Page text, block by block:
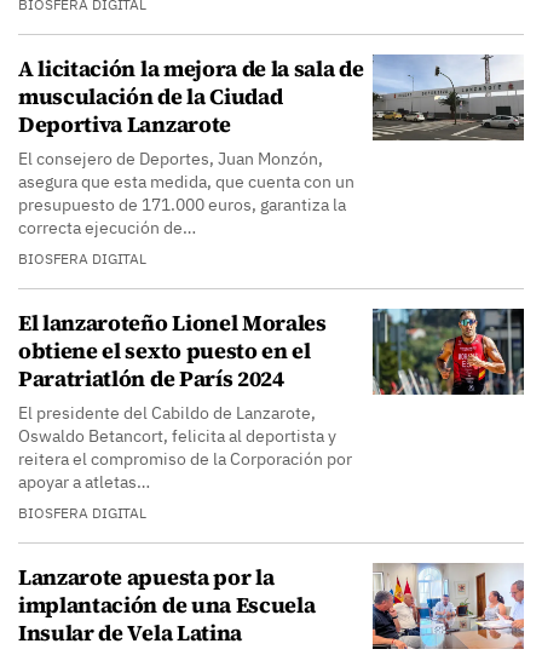
BIOSFERA DIGITAL
A licitación la mejora de la sala de
musculación de la Ciudad
Deportiva Lanzarote
El consejero de Deportes, Juan Monzón,
asegura que esta medida, que cuenta con un
presupuesto de 171.000 euros, garantiza la
correcta ejecución de…
BIOSFERA DIGITAL
El lanzaroteño Lionel Morales
obtiene el sexto puesto en el
Paratriatlón de París 2024
El presidente del Cabildo de Lanzarote,
Oswaldo Betancort, felicita al deportista y
reitera el compromiso de la Corporación por
apoyar a atletas…
BIOSFERA DIGITAL
Lanzarote apuesta por la
implantación de una Escuela
Insular de Vela Latina